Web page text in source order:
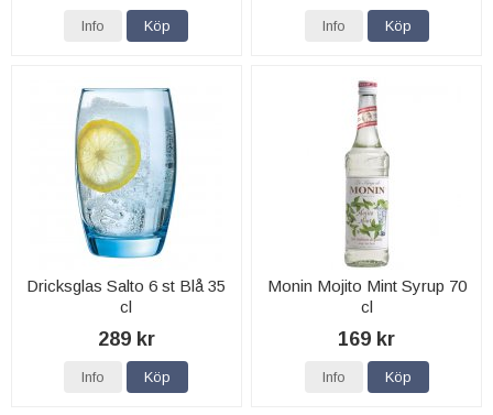
Info Köp Info Köp
Dricksglas Salto 6 st Blå 35
cl
289 kr
Info Köp
Monin Mojito Mint Syrup 70
cl
169 kr
Info Köp